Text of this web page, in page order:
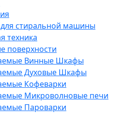
стиральной машины
техника
поверхности
Винные Шкафы
Духовые Шкафы
Кофеварки
Микроволновые печи
Пароварки